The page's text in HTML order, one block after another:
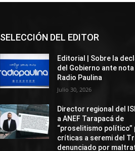
SELECCIÓN DEL EDITOR
Editorial | Sobre la
del Gobierno ante
Radio Paulina
Julio 30, 2026
Director regional del
a ANEF Tarapacá de
“proselitismo político”
críticas a seremi del
denunciado por